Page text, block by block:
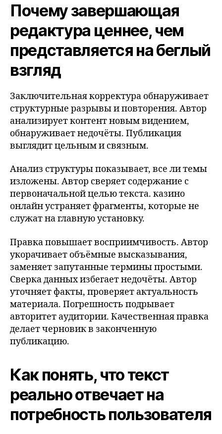
Почему завершающая
редактура ценнее, чем
представляется на беглый
взгляд
Заключительная корректура обнаруживает
структурные разрывы и повторения. Автор
анализирует контент новым видением,
обнаруживает недочёты. Публикация
выглядит цельным и связным.
Анализ структуры показывает, все ли темы
изложены. Автор сверяет содержание с
первоначальной целью текста. казино
онлайн устраняет фрагменты, которые не
служат на главную установку.
Правка повышает восприимчивость. Автор
укорачивает объёмные высказывания,
заменяет запутанные термины простыми.
Сверка данных избегает недочёты. Автор
уточняет факты, проверяет актуальность
материала. Погрешность подрывает
авторитет аудитории. Качественная правка
делает черновик в законченную
публикацию.
Как понять, что текст
реально отвечает на
потребность пользователя